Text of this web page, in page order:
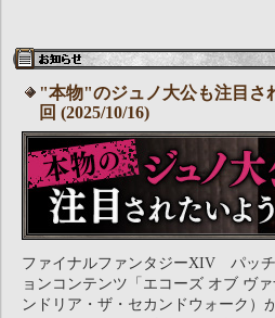
"本物"のジュノ大公も注目さ
回 (2025/10/16)
ファイナルファンタジーXIV パッ
ョンコンテンツ「エコーズ オブ ヴ
ンドリア・ザ・セカンドウォーク）